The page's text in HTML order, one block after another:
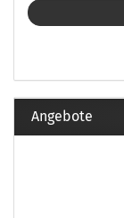
Angebote